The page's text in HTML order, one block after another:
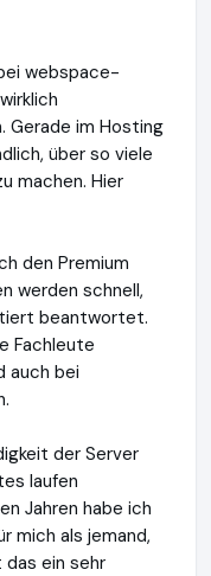
webspace-
Gerade im Hosting
über so viele
machen. Hier
den Premium
werden schnell,
beantwortet.
Fachleute
auch bei
der Server
laufen
Jahren habe ich
mich als jemand,
ein sehr